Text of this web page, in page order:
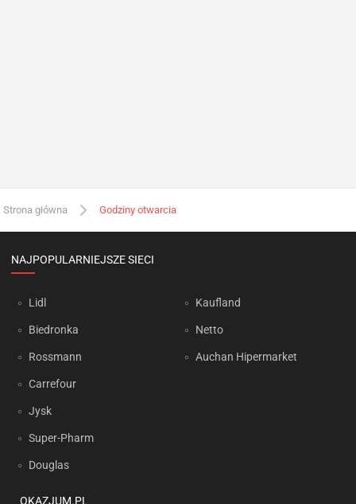
Strona główna Godziny otwarcia
NAJPOPULARNIEJSZE SIECI
Lidl
Biedronka
Rossmann
Carrefour
Jysk
Super-Pharm
Douglas
Kaufland
Netto
Auchan Hipermarket
OKAZJUM.PL